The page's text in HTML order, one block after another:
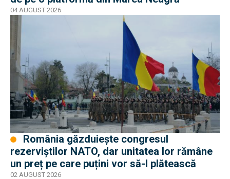
04 AUGUST 2026
rezerviștilor NATO, dar unitatea lor rămâne
un preț pe care puțini vor să-l plătească
02 AUGUST 2026